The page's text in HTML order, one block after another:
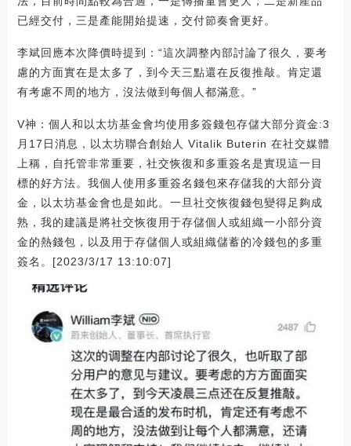
已經交付，三是產能開始提速，交付節奏會更好。
李斌回應本次降價時提到：“這次調整內部討論了很久，要考
慮的方面實在是太多了，到今天三點還在反復推敲。肯定還
有考慮不周的地方，沒法做到每個人都滿意。”
V神：個人和以太坊基金會均使用多簽錢包存儲大部分資金:3
月17日消息，以太坊聯合創始人 Vitalik Buterin 在社交媒體
上稱，自托管非常重要，社交恢復和多重簽名是實現這一目
標的好方法。我個人使用多重簽名錢包來存儲我的大部分資
金，以太坊基金會也是如此。一旦社交恢復錢包變得足夠成
熟，我的建議是將社交恢復用于存儲個人或組織一小部分資
金的熱錢包，以及用于存儲個人或組織儲蓄的冷錢包的多重
簽名。[2023/3/17 13:10:07]